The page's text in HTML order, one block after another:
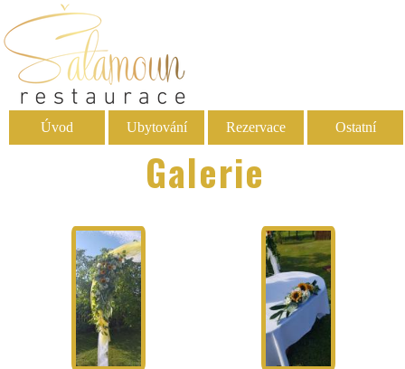
Úvod Ubytování Rezervace Ostatní
Galerie